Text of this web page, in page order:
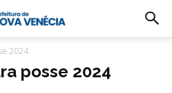
2024
posse 2024